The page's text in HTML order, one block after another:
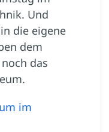
Und
die eigene
dem
das
im